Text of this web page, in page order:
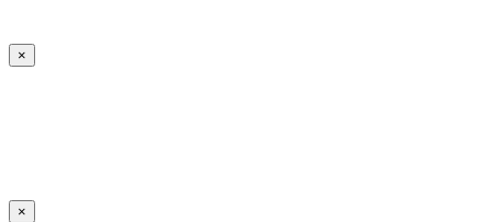
×
×